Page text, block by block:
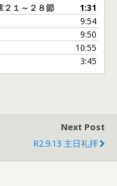
２１～２８節
1:31
9:54
9:50
10:55
3:45
Next Post
R2.9.13 主日礼拝